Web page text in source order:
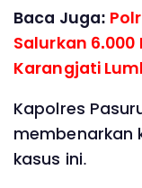
Baca Juga:
Salurkan 6.000
Karangjati
Kapolres
membenarkan
kasus ini.